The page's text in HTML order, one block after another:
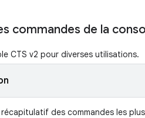
commandes de la
CTS v2 pour diverses utilisations.
des commandes les